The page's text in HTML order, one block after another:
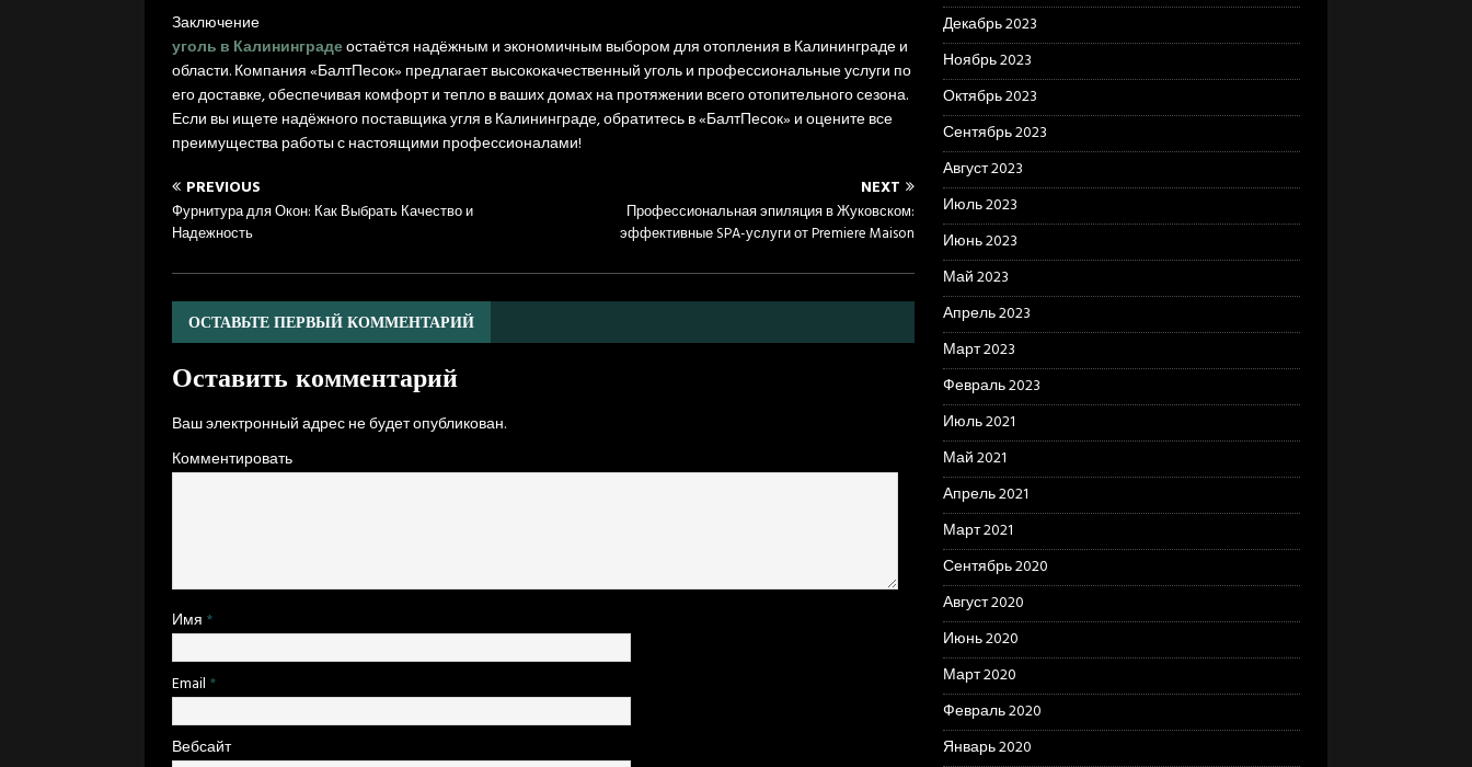
Заключение
уголь в Калининградеостаётся надёжным и экономичным выбором для отопления в Калининграде и
области. Компания «БалтПесок» предлагает высококачественный уголь и профессиональные услуги по
его доставке, обеспечивая комфорт и тепло в ваших домах на протяжении всего отопительного сезона.
Если вы ищете надёжного поставщика угля в Калининграде, обратитесь в «БалтПесок» и оцените все
преимущества работы с настоящими профессионалами!
PREVIOUS
Фурнитура для Окон: Как Выбрать Качество и
Надежность
NEXT
Профессиональная эпиляция в Жуковском:
эффективные SPA-услуги от Premiere Maison
ОСТАВЬТЕ ПЕРВЫЙ КОММЕНТАРИЙ
Оставить комментарий
Ваш электронный адрес не будет опубликован.
Комментировать
Имя *
Email *
Вебсайт
Декабрь 2023
Ноябрь 2023
Октябрь 2023
Сентябрь 2023
Август 2023
Июль 2023
Июнь 2023
Май 2023
Апрель 2023
Март 2023
Февраль 2023
Июль 2021
Май 2021
Апрель 2021
Март 2021
Сентябрь 2020
Август 2020
Июнь 2020
Март 2020
Февраль 2020
Январь 2020